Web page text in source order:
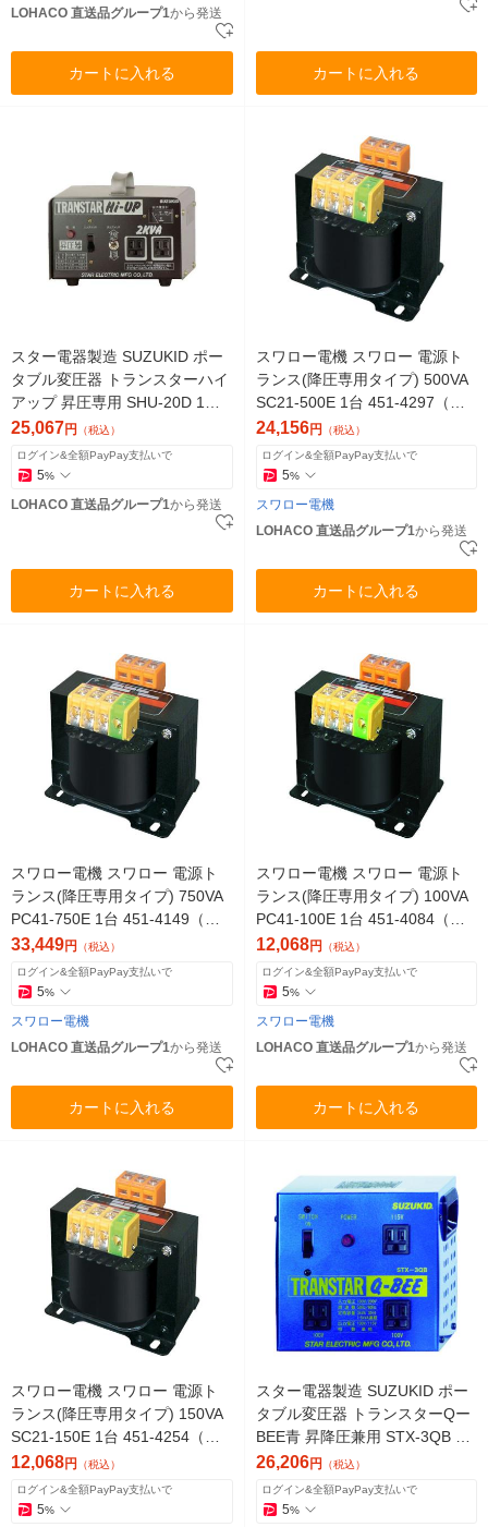
LOHACO 直送品グループ1から発送
カートに入れる カートに入れる
スター電器製造 SUZUKID ポー
タブル変圧器 トランスターハイ
アップ 昇圧専用 SHU-20D 1台
818-6009（直送品）
25,067円 （税込）
ログイン&全額PayPay支払いで
5%
LOHACO 直送品グループ1から発送
カートに入れる
スワロー電機 スワロー 電源ト
ランス(降圧専用タイプ) 500VA
SC21-500E 1台 451-4297（直
送品）
24,156円 （税込）
ログイン&全額PayPay支払いで
5%
スワロー電機
LOHACO 直送品グループ1から発送
カートに入れる
スワロー電機 スワロー 電源ト
ランス(降圧専用タイプ) 750VA
PC41-750E 1台 451-4149（直
送品）
33,449円 （税込）
ログイン&全額PayPay支払いで
5%
スワロー電機
LOHACO 直送品グループ1から発送
カートに入れる
スワロー電機 スワロー 電源ト
ランス(降圧専用タイプ) 100VA
PC41-100E 1台 451-4084（直
送品）
12,068円 （税込）
ログイン&全額PayPay支払いで
5%
スワロー電機
LOHACO 直送品グループ1から発送
カートに入れる
スワロー電機 スワロー 電源ト
ランス(降圧専用タイプ) 150VA
SC21-150E 1台 451-4254（直
送品）
12,068円 （税込）
ログイン&全額PayPay支払いで
5%
スター電器製造 SUZUKID ポー
タブル変圧器 トランスターQー
BEE青 昇降圧兼用 STX-3QB 1
台 818-6012（直送品）
26,206円 （税込）
ログイン&全額PayPay支払いで
5%